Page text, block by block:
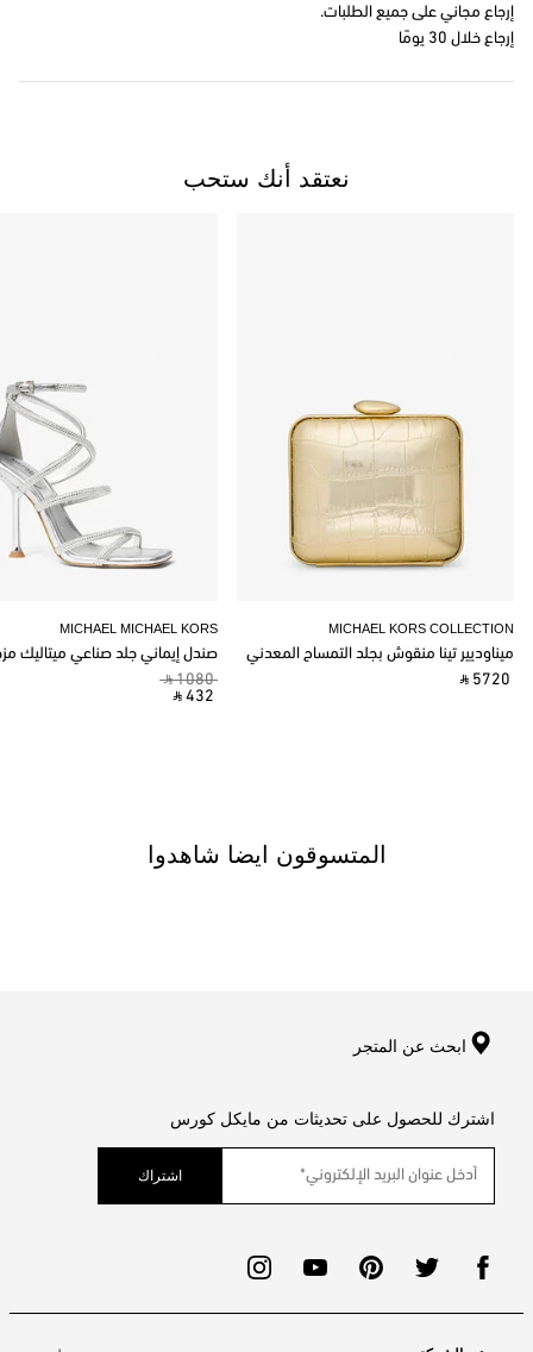
إرجاع مجاني على جميع الطلبات.
إرجاع خلال 30 يومًا
نعتقد أنك ستحب
MICHAEL MICHAEL KORS
صندل إيماني جلد صناعي ميتاليك
‎ ⃁ 1080 ‎
‎ ⃁ 432 ‎
MICHAEL KORS COLLECTION
ميناوديير تينا منقوش بجلد التمساح المعدني
‎ ⃁ 5720 ‎
المتسوقون ايضا شاهدوا
ابحث عن المتجر
اشترك للحصول على تحديثات من مايكل كورس
اشتراك